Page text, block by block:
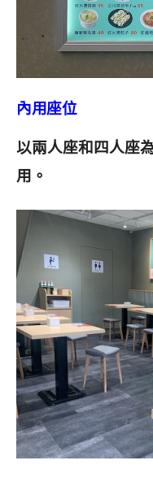
內用座位
以兩人座和四人座
用 。